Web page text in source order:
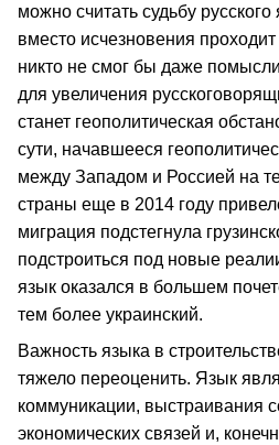
можно считать судьбу
вместо исчезновения
никто не смог бы даже
для увеличения
станет геополитическая
сути, начавшееся
между Западом и Россией на
страны еще в 2014 году
миграция подстегнула
подстроиться под новые
язык оказался в большем
тем более украинский.
Важность языка в
тяжело переоценить. Язык
коммуникации, выстраивания
экономических связей и,